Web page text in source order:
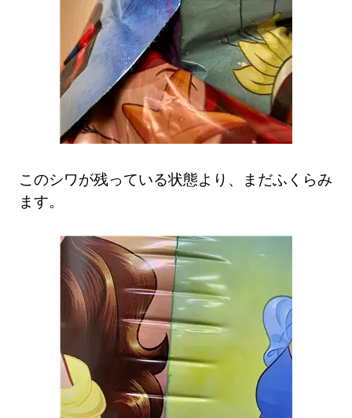
このシワが残っている状態より、まだふくらみ
ます。